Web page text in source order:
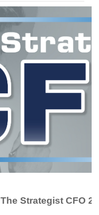
The Strategist CFO